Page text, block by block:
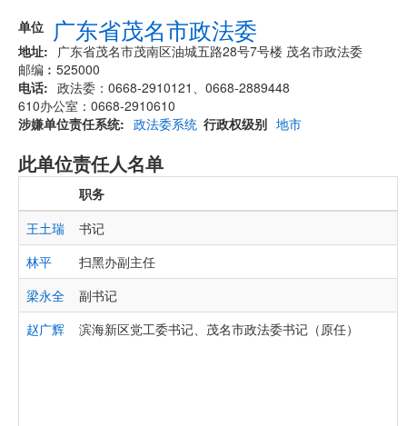
单位
广东省茂名市政法委
地址
广东省茂名市茂南区油城五路28号7号楼 茂名市政法委
邮编︰525000
电话
政法委：0668-2910121、0668-2889448
610办公室：0668-2910610
涉嫌单位责任系统
政法委系统 行政权级别 地市
此单位责任人名单
职务
王土瑞
书记
林平
扫黑办副主任
梁永全
副书记
赵广辉
滨海新区党工委书记、茂名市政法委书记（原任）